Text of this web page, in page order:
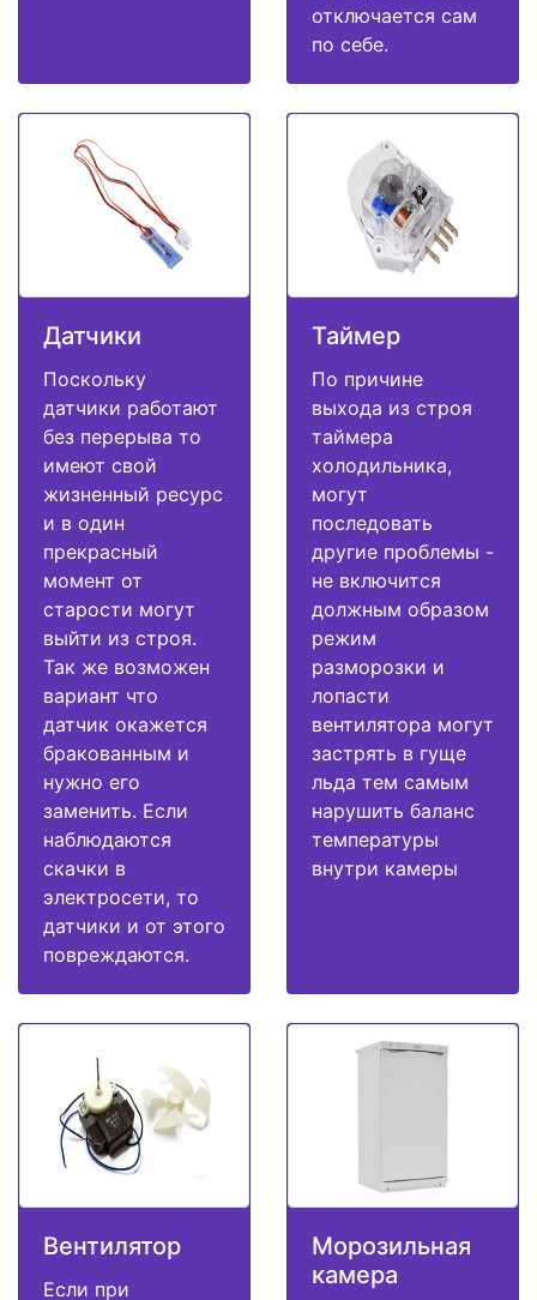
отключается сам
по себе.
Датчики
Поскольку
датчики работают
без перерыва то
имеют свой
жизненный ресурс
и в один
прекрасный
момент от
старости могут
выйти из строя.
Так же возможен
вариант что
датчик окажется
бракованным и
нужно его
заменить. Если
наблюдаются
скачки в
электросети, то
датчики и от этого
повреждаются.
Таймер
По причине
выхода из строя
таймера
холодильника,
могут
последовать
другие проблемы -
не включится
должным образом
режим
разморозки и
лопасти
вентилятора могут
застрять в гуще
льда тем самым
нарушить баланс
температуры
внутри камеры
Вентилятор
Если при
Морозильная
камера